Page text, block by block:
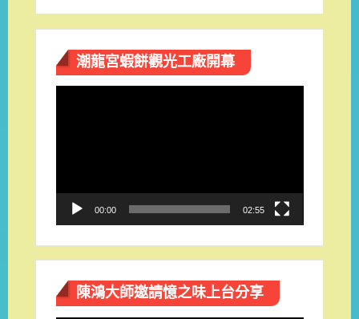
潮龍宮蝦餅觀光工廠開幕
00:00 02:55
陳鴻大師邀請憶之味上台分享